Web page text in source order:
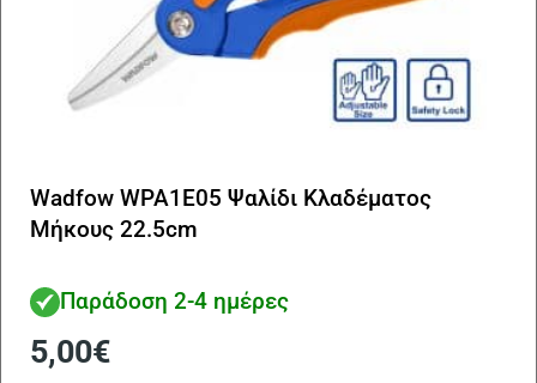
Wadfow WPA1E05 Ψαλίδι Κλαδέματος
Μήκους 22.5cm
Παράδοση 2-4 ημέρες
5,00€